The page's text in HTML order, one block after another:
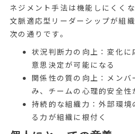
ネジメント手法は機能しにくくな
文脈適応型リーダーシップが組
次の通りです。
状況判断力の向上：変化
意思決定が可能になる
関係性の質の向上：メン
み、チームの心理的安全性
持続的な組織力：外部環境
る力が組織に根付く